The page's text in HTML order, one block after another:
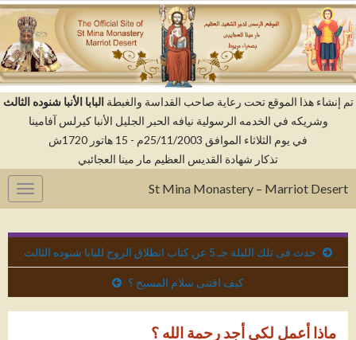
إنشاء هذا الموقع تحت رعاية صاحب القداسة والغبطةالبابا الأنبا شنوده الثالث
وشريكه في الخدمه الرسولية نيافه الحبر الجليل الأنبا كيرلس آفامينا
في يوم الثلاثاء الموافق 25/11/2003م - 15 هاتور 1720ش
تذكار شهادة القديس العظيم مار مينا العجائبي
St Mina Monastery – Marriot Desert
حدث فى تلك الليلة جـ 5 عن كتاب انطلاق الروح للبابا شنوده الثالث
كيف اقتنى سلام المسيح ؟
ماذا أعمل لكى أجد رحمة الله ؟